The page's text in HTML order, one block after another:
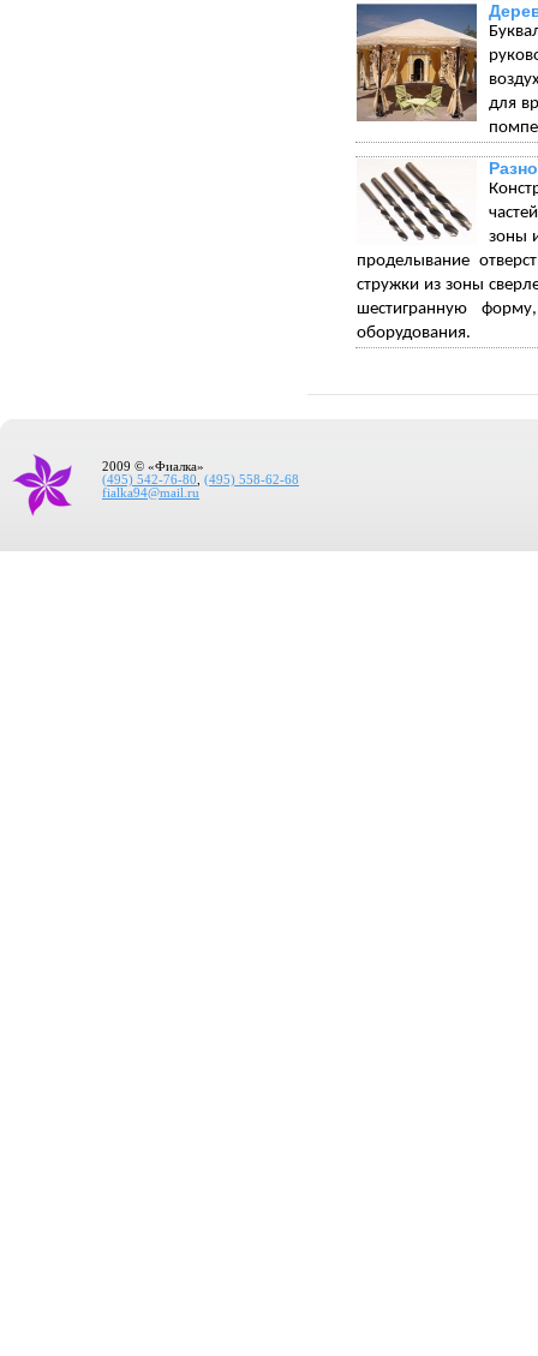
для
зоны
проделывание
стружки из зоны
шестигранную
оборудования.
2009 © «Фиалка»
(495) 542-76-80
(495) 558-62-68
fialka94@mail.ru